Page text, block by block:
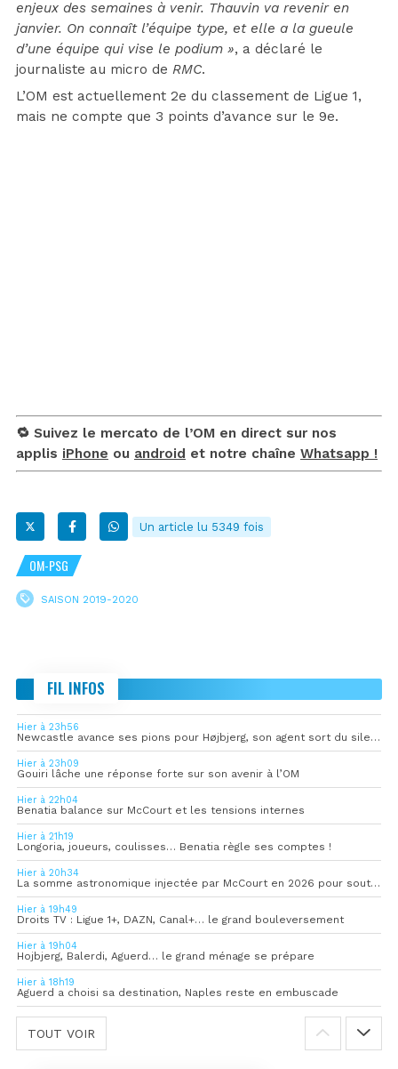
enjeux des semaines à venir. Thauvin va revenir en
janvier. On connaît l’équipe type, et elle a la gueule
d’une équipe qui vise le podium », a déclaré le
journaliste au micro de RMC.
L’OM est actuellement 2e du classement de Ligue 1,
mais ne compte que 3 points d’avance sur le 9e.
🔁 Suivez le mercato de l’OM en direct sur nos
applis iPhone ou android et notre chaîne Whatsapp !
Un article lu 5349 fois
OM-PSG
SAISON 2019-2020
FIL INFOS
Hier à 23h56
Newcastle avance ses pions pour Højbjerg, son agent sort du silence
Hier à 23h09
Gouiri lâche une réponse forte sur son avenir à l’OM
Hier à 22h04
Benatia balance sur McCourt et les tensions internes
Hier à 21h19
Longoria, joueurs, coulisses… Benatia règle ses comptes !
Hier à 20h34
La somme astronomique injectée par McCourt en 2026 pour soutenir l’OM
Hier à 19h49
Droits TV : Ligue 1+, DAZN, Canal+… le grand bouleversement
Hier à 19h04
Hojbjerg, Balerdi, Aguerd… le grand ménage se prépare
Hier à 18h19
Aguerd a choisi sa destination, Naples reste en embuscade
TOUT VOIR